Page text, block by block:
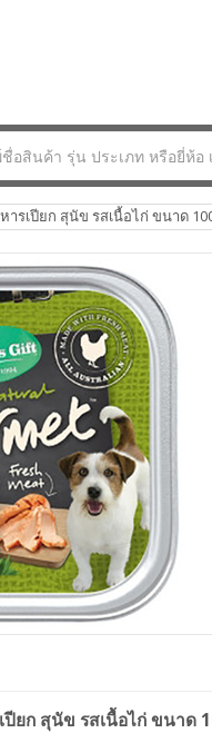
ารเปียก สุนัข รสเนื้อไก่ ขนาด
ก สุนัข รสเนื้อไก่ ขนาด